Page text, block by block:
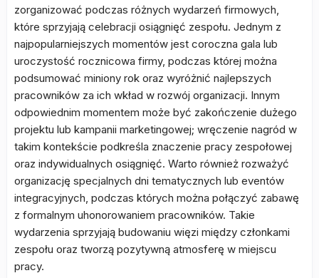
zorganizować podczas różnych wydarzeń firmowych,
które sprzyjają celebracji osiągnięć zespołu. Jednym z
najpopularniejszych momentów jest coroczna gala lub
uroczystość rocznicowa firmy, podczas której można
podsumować miniony rok oraz wyróżnić najlepszych
pracowników za ich wkład w rozwój organizacji. Innym
odpowiednim momentem może być zakończenie dużego
projektu lub kampanii marketingowej; wręczenie nagród w
takim kontekście podkreśla znaczenie pracy zespołowej
oraz indywidualnych osiągnięć. Warto również rozważyć
organizację specjalnych dni tematycznych lub eventów
integracyjnych, podczas których można połączyć zabawę
z formalnym uhonorowaniem pracowników. Takie
wydarzenia sprzyjają budowaniu więzi między członkami
zespołu oraz tworzą pozytywną atmosferę w miejscu
pracy.